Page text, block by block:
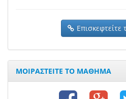
ΜΟΙΡΑΣΤΕΙΤΕ ΤΟ ΜΑΘΗΜΑ